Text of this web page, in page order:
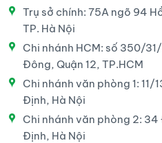
Trụ sở chính: 75A ngõ 94
TP. Hà Nội
Chi nhánh HCM: số 350/
Đông, Quận 12, TP.HCM
Chi nhánh văn phòng 1: 11/
Định, Hà Nội
Chi nhánh văn phòng 2:
Định, Hà Nội